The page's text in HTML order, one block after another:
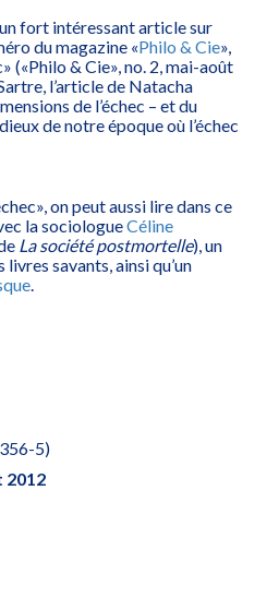
fort intéressant article sur
du magazine «Philo & Cie»,
(«Philo & Cie», no. 2, mai-août
l’article de Natacha
de l’échec – et du
de notre époque où l’échec
on peut aussi lire dans ce
la sociologueCéline
La société postmortelle), un
livres savants, ainsi qu’un
5)
2012